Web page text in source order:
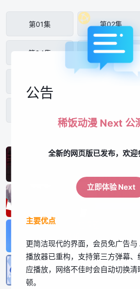
第01集 第02集
第04集 第05集
公告
稀饭动漫 Next 公
全新的网页版已发布，欢迎
立即体验 Next
主要优点
更简洁现代的界面，会员免广告与
播放器已重构，支持第三方弹幕
应播放，网络不佳时会自动切换
顿。